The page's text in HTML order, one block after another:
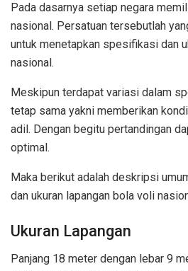
Pada dasarnya setiap negara
nasional. Persatuan tersebutlah
untuk menetapkan spesifikasi dan
nasional.
Meskipun terdapat variasi dalam
tetap sama yakni memberikan
adil. Dengan begitu pertandingan
optimal.
Maka berikut adalah deskripsi
dan ukuran lapangan bola voli
Ukuran Lapangan
Panjang 18 meter dengan lebar 9